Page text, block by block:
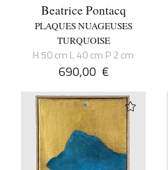
Beatrice Pontacq
PLAQUES NUAGEUSES
TURQUOISE
H 50 cm L 40 cm P 2 cm
690,00 €